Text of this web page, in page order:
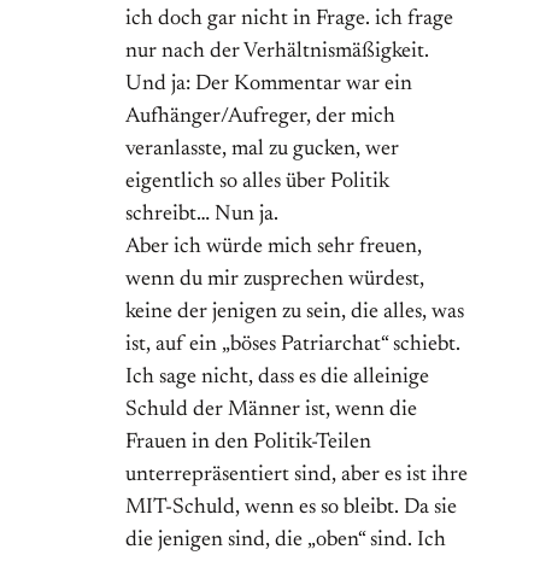
ich doch gar nicht in Frage. ich frage
nur nach der Verhältnismäßigkeit.
Und ja: Der Kommentar war ein
Aufhänger/Aufreger, der mich
veranlasste, mal zu gucken, wer
eigentlich so alles über Politik
schreibt… Nun ja.
Aber ich würde mich sehr freuen,
wenn du mir zusprechen würdest,
keine der jenigen zu sein, die alles, was
ist, auf ein „böses Patriarchat“ schiebt.
Ich sage nicht, dass es die alleinige
Schuld der Männer ist, wenn die
Frauen in den Politik-Teilen
unterrepräsentiert sind, aber es ist ihre
MIT-Schuld, wenn es so bleibt. Da sie
die jenigen sind, die „oben“ sind. Ich